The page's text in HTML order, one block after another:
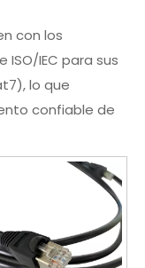
con los
ISO/IEC para sus
lo que
confiable de